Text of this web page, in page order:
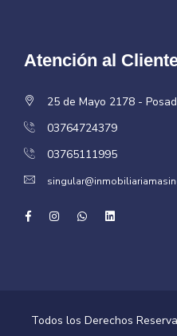
Atención al
25 de Mayo 2178 -
03764724379
03765111995
Todos los Derechos